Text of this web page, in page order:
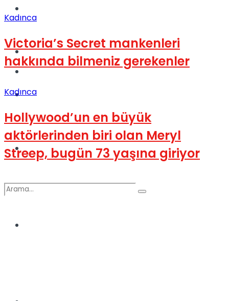
Kadınca
Dünya
Spor
Podcast
Kadınca
Victoria’s Secret mankenleri
hakkında bilmeniz gerekenler
Kadınca
Hollywood’un en büyük
aktörlerinden biri olan Meryl
Streep, bugün 73 yaşına giriyor